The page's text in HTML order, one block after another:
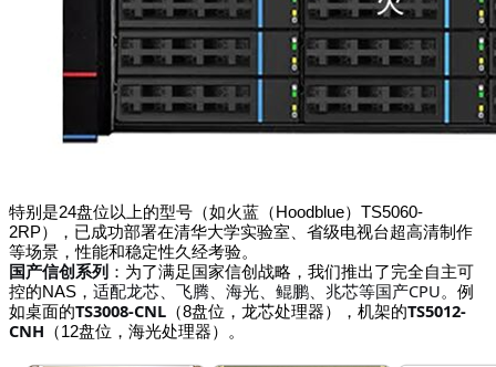
特别是24盘位以上的型号（如火蓝（Hoodblue）TS5060-
2RP），已成功部署在清华大学实验室、省级电视台超高清制作
等场景，性能和稳定性久经考验。
国产信创系列 ：为了满足国家信创战略，我们推出了完全自主可
控的NAS， 适配龙芯、飞腾、海光、鲲鹏、兆芯等国产CPU。 例
如桌面的TS3008-CNL （8盘位，龙芯处理器），机架的TS5012-
CNH （12盘位，海光处理器）。